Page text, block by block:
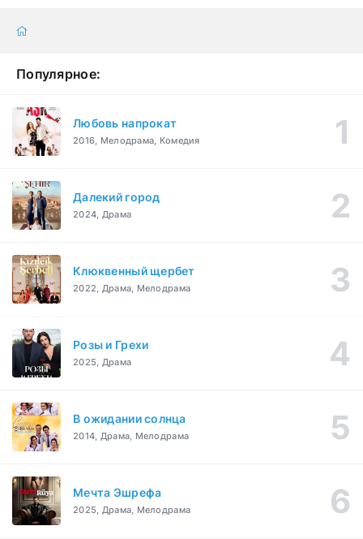
Популярное:
Любовь напрокат
2016, Мелодрама, Комедия
Далекий город
2024, Драма
Клюквенный щербет
2022, Драма, Мелодрама
Розы и Грехи
2025, Драма
В ожидании солнца
2014, Драма, Мелодрама
Мечта Эшрефа
2025, Драма, Мелодрама